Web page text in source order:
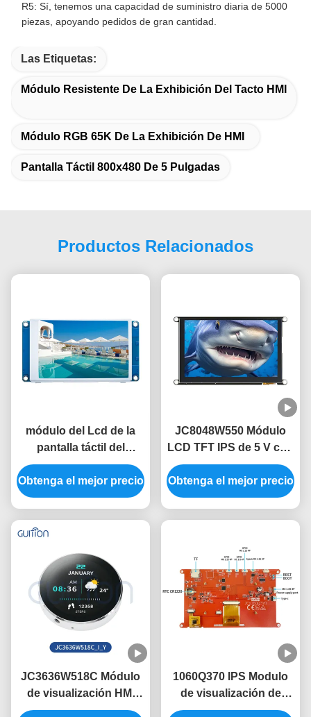
R5: Sí, tenemos una capacidad de suministro diaria de 5000
piezas, apoyando pedidos de gran cantidad.
Las Etiquetas:
Módulo Resistente De La Exhibición Del Tacto HMI
Módulo RGB 65K De La Exhibición De HMI
Pantalla Táctil 800x480 De 5 Pulgadas
Productos Relacionados
módulo del Lcd de la
pantalla táctil del
módulo 3,5 de 480x320
HMI sin imagen libre de
la fuente del código del
Obtenga el mejor precio
JC8048W550 Módulo
LCD TFT IPS de 5 V con
un consumo de energía
de 320 mA
Obtenga el mejor precio
JC3636W518C Módulo
de visualización HMI
TFT 5V con ángulo de
1060Q370 IPS Modulo
de visualización de
interfaz de máquina